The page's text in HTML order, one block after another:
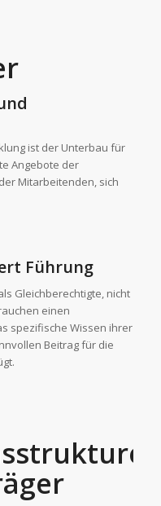
ist der Unterbau für
Angebote der
Mitarbeitenden, sich
Führung
Gleichberechtigte, nicht
einen
spezifische Wissen ihrer
Beitrag für die